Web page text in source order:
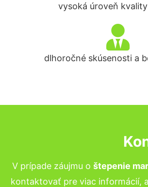
vysoká úroveň
dlhoročné skúsenosti a
V prípade záujmu o štepenie
kontaktovať pre viac informácií,